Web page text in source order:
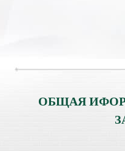
ОБЩАЯ